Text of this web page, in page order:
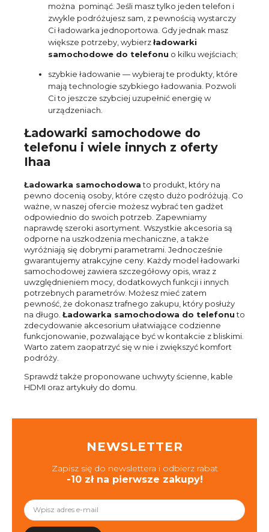
można pominąć. Jeśli masz tylko jeden telefon i
zwykle podróżujesz sam, z pewnością wystarczy
Ci ładowarka jednoportowa. Gdy jednak masz
większe potrzeby, wybierzładowarki
samochodowe do telefonu o kilku wejściach;
szybkie ładowanie — wybieraj te produkty, które
mają technologie szybkiego ładowania. Pozwoli
Ci to jeszcze szybciej uzupełnić energię w
urządzeniach.
Ładowarki samochodowe do
telefonu i wiele innych z oferty
Ihaa
Ładowarka samochodowato produkt, który na
pewno docenią osoby, które często dużo podróżują. Co
ważne, w naszej ofercie możesz wybrać ten gadżet
odpowiednio do swoich potrzeb. Zapewniamy
naprawdę szeroki asortyment. Wszystkie akcesoria są
odporne na uszkodzenia mechaniczne, a także
wyróżniają się dobrymi parametrami. Jednocześnie
gwarantujemy atrakcyjne ceny. Każdy model ładowarki
samochodowej zawiera szczegółowy opis, wraz z
uwzględnieniem mocy, dodatkowych funkcji i innych
potrzebnych parametrów. Możesz mieć zatem
pewność, że dokonasz trafnego zakupu, który posłuży
na długo. Ładowarka samochodowa do telefonuto
zdecydowanie akcesorium ułatwiające codzienne
funkcjonowanie, pozwalające być w kontakcie z bliskimi.
Warto zatem zaopatrzyć się w nie i zwiększyć komfort
podróży.
Sprawdź także proponowane uchwyty ścienne, kable
HDMI oraz artykuły do domu.
NEWSLETTER
Zapisz się do newslettera i odbierz rabat
-10 zł na pierwsze zakupy!